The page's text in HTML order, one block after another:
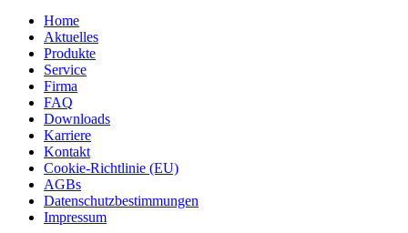
Home
Aktuelles
Produkte
Service
Firma
FAQ
Downloads
Karriere
Kontakt
Cookie-Richtlinie (EU)
AGBs
Datenschutzbestimmungen
Impressum